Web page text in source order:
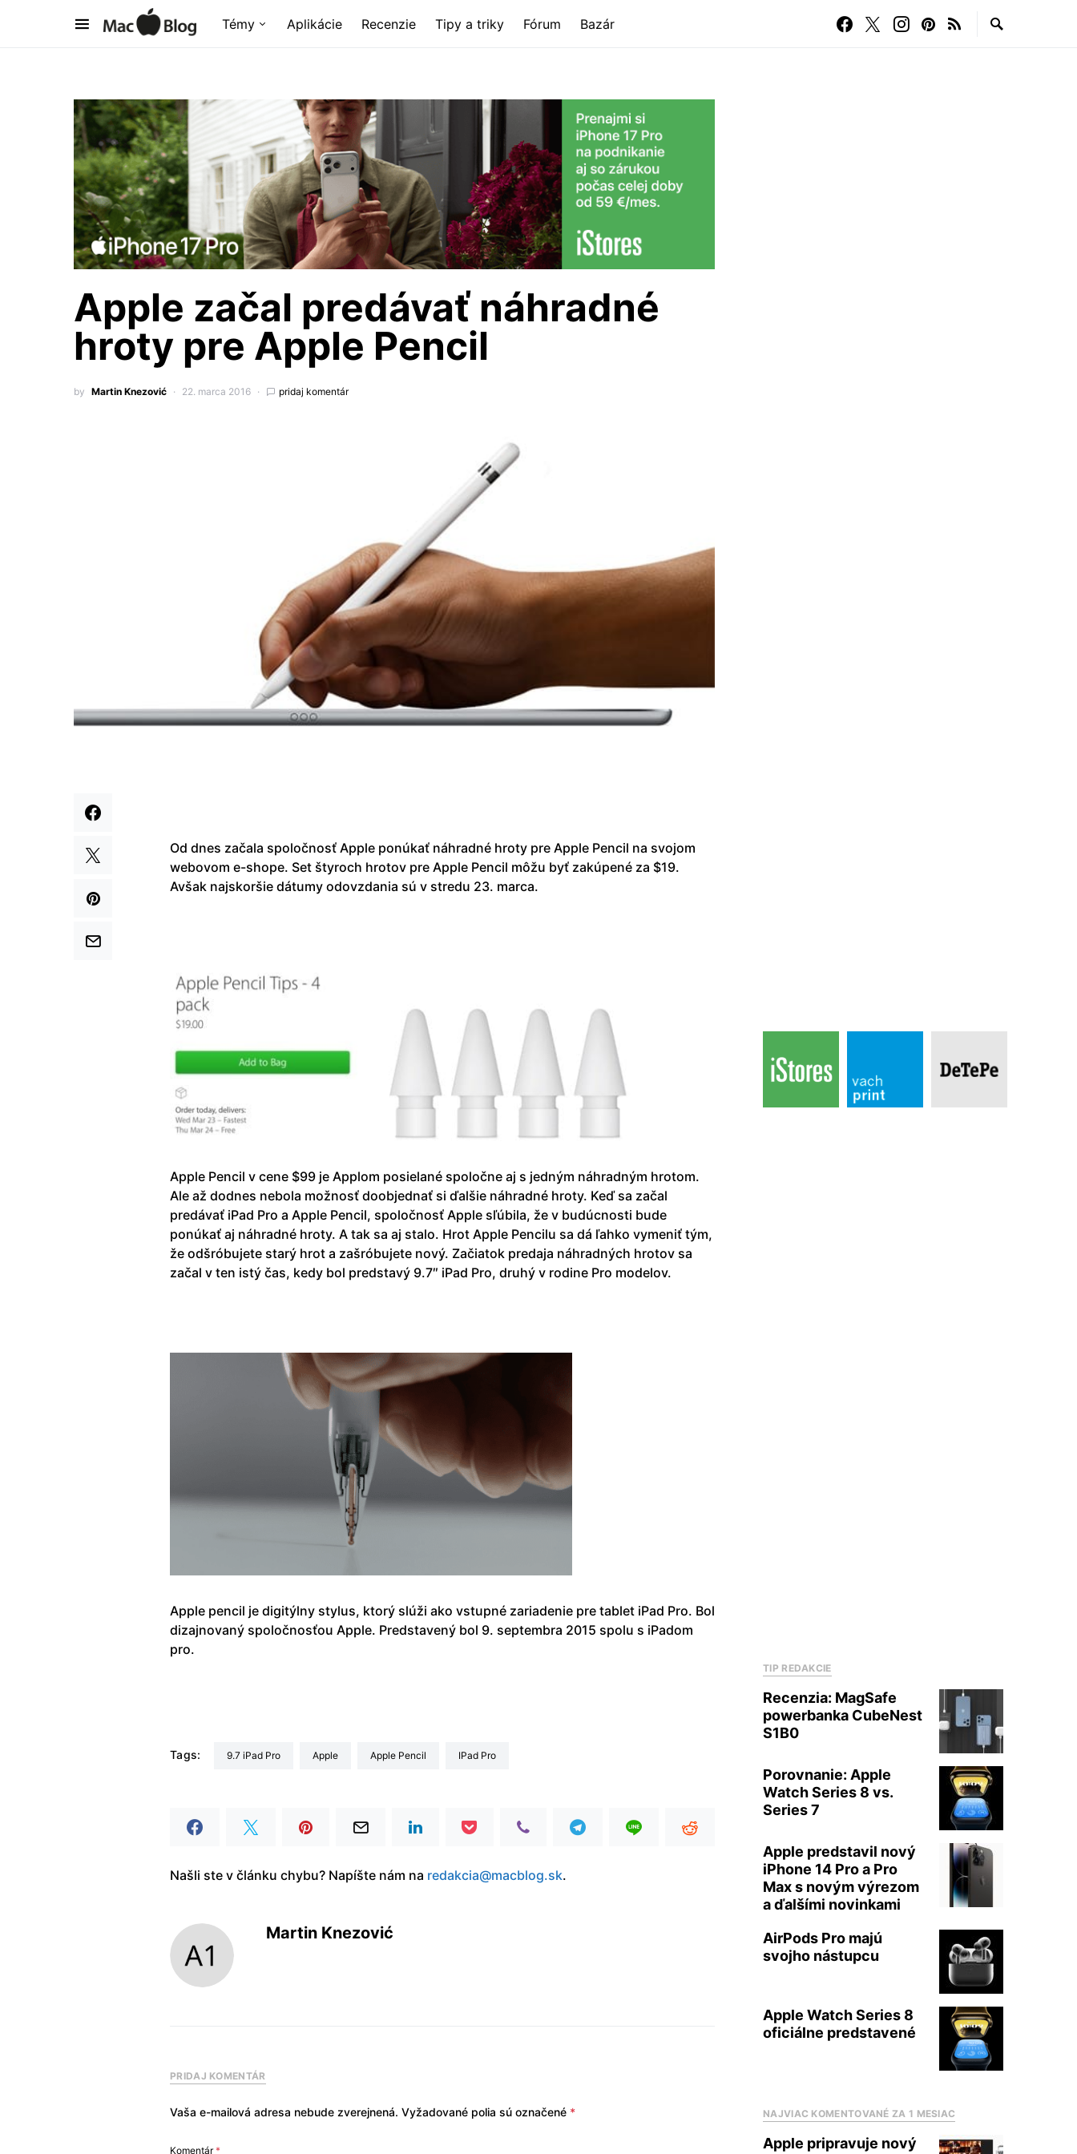
Témy Aplikácie Recenzie Tipy a triky Fórum Bazár
Apple začal predávať náhradné
hroty pre Apple Pencil
by Martin Knezović 22. marca 2016 pridaj komentár
Od dnes začala spoločnosť Apple ponúkať náhradné hroty pre Apple Pencil na svojom
webovom e-shope. Set štyroch hrotov pre Apple Pencil môžu byť zakúpené za $19.
Avšak najskoršie dátumy odovzdania sú v stredu 23. marca.
Apple Pencil v cene $99 je Applom posielané spoločne aj s jedným náhradným hrotom.
Ale až dodnes nebola možnosť doobjednať si ďalšie náhradné hroty. Keď sa začal
predávať iPad Pro a Apple Pencil, spoločnosť Apple sľúbila, že v budúcnosti bude
ponúkať aj náhradné hroty. A tak sa aj stalo. Hrot Apple Pencilu sa dá ľahko vymeniť tým,
že odšróbujete starý hrot a zašróbujete nový. Začiatok predaja náhradných hrotov sa
začal v ten istý čas, kedy bol predstavý 9.7″ iPad Pro, druhý v rodine Pro modelov.
Apple pencil je digitýlny stylus, ktorý slúži ako vstupné zariadenie pre tablet iPad Pro. Bol
dizajnovaný spoločnosťou Apple. Predstavený bol 9. septembra 2015 spolu s iPadom
pro.
Tags: 9.7 iPad Pro Apple Apple Pencil iPad Pro
Našli ste v článku chybu? Napíšte nám na redakcia@macblog.sk.
Martin Knezović
PRIDAJ KOMENTÁR
Vaša e-mailová adresa nebude zverejnená. Vyžadované polia sú označené *
Komentár*
TIP REDAKCIE
Recenzia: MagSafe
powerbanka CubeNest
S1B0
Porovnanie: Apple
Watch Series 8 vs.
Series 7
Apple predstavil nový
iPhone 14 Pro a Pro
Max s novým výrezom
a ďalšími novinkami
AirPods Pro majú
svojho nástupcu
Apple Watch Series 8
oficiálne predstavené
NAJVIAC KOMENTOVANÉ ZA 1 MESIAC
Apple pripravuje nový